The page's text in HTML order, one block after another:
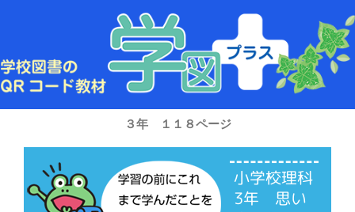
ス
キ
３年 １１８ページ